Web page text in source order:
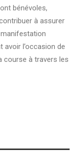
bénévoles,
à assurer
avoir l’occasion de
course à travers les